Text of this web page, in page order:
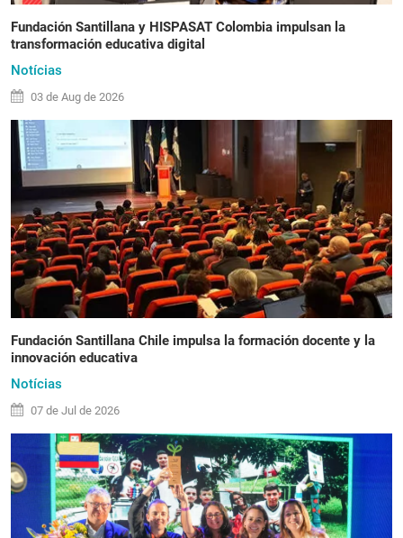
Fundación Santillana y HISPASAT Colombia impulsan la
transformación educativa digital
Notícias
03 de Aug de 2026
Fundación Santillana Chile impulsa la formación docente y la
innovación educativa
Notícias
07 de Jul de 2026